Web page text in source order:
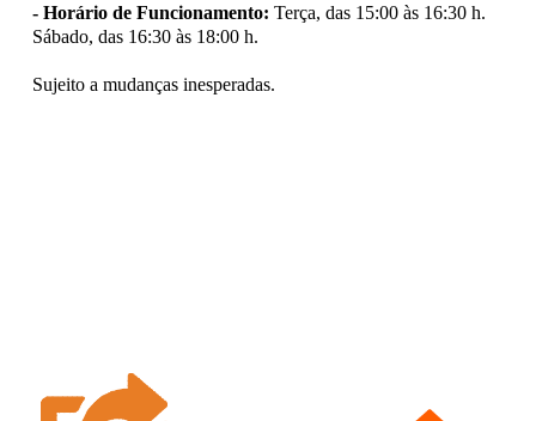
- Horário de Funcionamento: Terça, das 15:00 às 16:30 h.
Sábado, das 16:30 às 18:00 h.
Sujeito a mudanças inesperadas.